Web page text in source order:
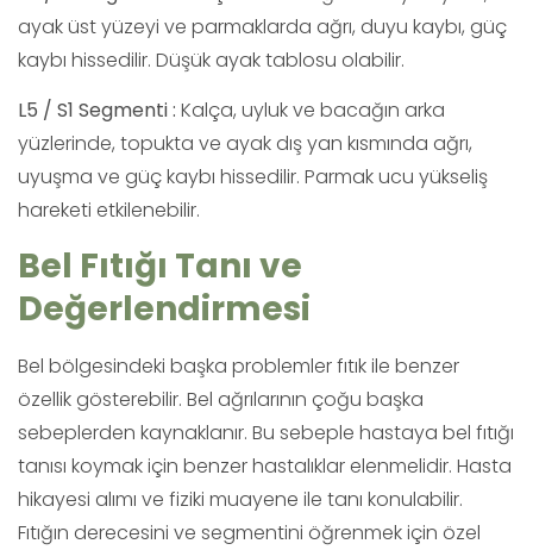
ayak üst yüzeyi ve parmaklarda ağrı, duyu kaybı, güç
kaybı hissedilir. Düşük ayak tablosu olabilir.
L5 / S1 Segmenti : Kalça, uyluk ve bacağın arka
yüzlerinde, topukta ve ayak dış yan kısmında ağrı,
uyuşma ve güç kaybı hissedilir. Parmak ucu yükseliş
hareketi etkilenebilir.
Bel Fıtığı Tanı ve
Değerlendirmesi
Bel bölgesindeki başka problemler fıtık ile benzer
özellik gösterebilir. Bel ağrılarının çoğu başka
sebeplerden kaynaklanır. Bu sebeple hastaya bel fıtığı
tanısı koymak için benzer hastalıklar elenmelidir. Hasta
hikayesi alımı ve fiziki muayene ile tanı konulabilir.
Fıtığın derecesini ve segmentini öğrenmek için özel